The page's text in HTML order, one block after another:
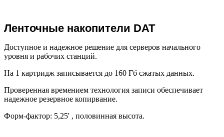
Ленточные накопители DAT
Доступное и надежное решение для серверов начального
уровня и рабочих станций.
На 1 картридж записывается до 160 Гб сжатых данных.
Проверенная времением технология записи обеспечивает
надежное резервное копирвание.
Форм-фактор: 5,25' , половинная высота.